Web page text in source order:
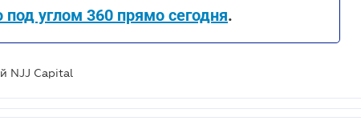
углом 360 прямо сегодня.
NJJ Capital